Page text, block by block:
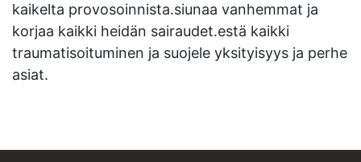
kaikelta provosoinnista.siunaa vanhemmat ja
korjaa kaikki heidän sairaudet.estä kaikki
traumatisoituminen ja suojele yksityisyys ja perhe
asiat.